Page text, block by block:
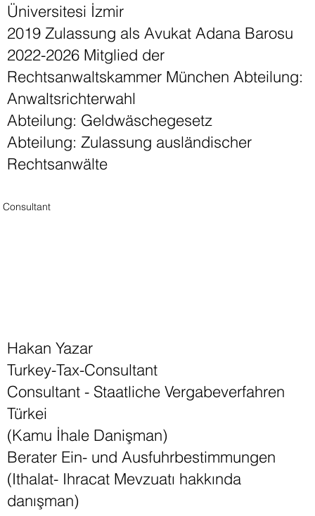
Üniversitesi İzmir
2019 Zulassung als Avukat Adana Barosu
2022-2026 Mitglied der
Rechtsanwaltskammer München Abteilung:
Anwaltsrichterwahl
Abteilung: Geldwäschegesetz
Abteilung: Zulassung ausländischer
Rechtsanwälte
Consultant
Hakan Yazar
Turkey-Tax-Consultant
Consultant - Staatliche Vergabeverfahren
Türkei
(Kamu İhale Danişman)
Berater Ein- und Ausfuhrbestimmungen
(Ithalat- Ihracat Mevzuatı hakkında
danışman)